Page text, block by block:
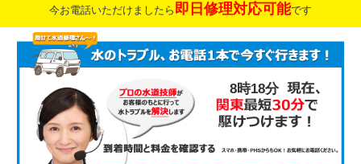
今お電話いただけましたら 即日修理対応可能です
8時18分